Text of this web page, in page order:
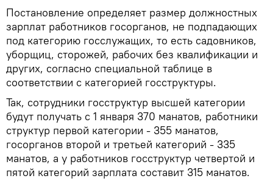
Постановление определяет размер должностных
зарплат работников госорганов, не подпадающих
под категорию госслужащих, то есть садовников,
уборщиц, сторожей, рабочих без квалификации и
других, согласно специальной таблице в
соответствии с категорией госструктуры.
Так, сотрудники госструктур высшей категории
будут получать с 1 января 370 манатов, работники
структур первой категории - 355 манатов,
госорганов второй и третьей категорий - 335
манатов, а у работников госструктур четвертой и
пятой категорий зарплата составит 315 манатов.